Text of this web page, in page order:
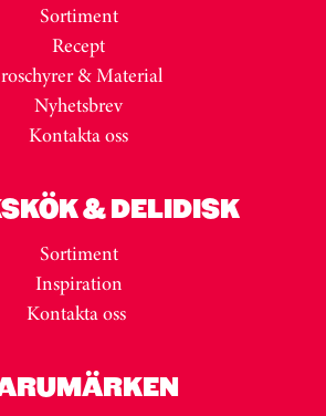
Sortiment
Recept
& Material
Nyhetsbrev
Kontakta oss
& DELIDISK
Sortiment
Inspiration
Kontakta oss